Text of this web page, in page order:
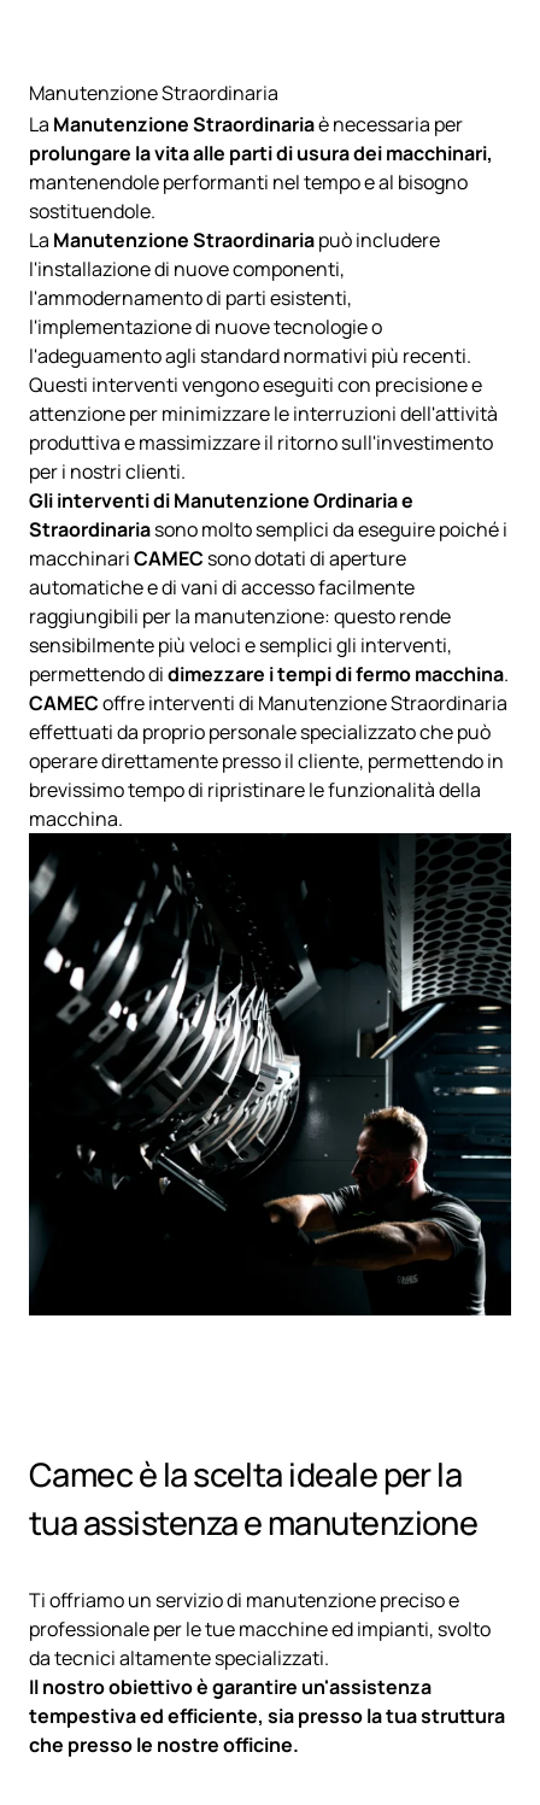
Manutenzione Straordinaria
La Manutenzione Straordinariaè necessaria per
prolungare la vita alle parti di usura dei macchinari,
mantenendole performanti nel tempo e al bisogno
sostituendole.
La Manutenzione Straordinariapuò includere
l'installazione di nuove componenti,
l'ammodernamento di parti esistenti,
l'implementazione di nuove tecnologie o
l'adeguamento agli standard normativi più recenti.
Questi interventi vengono eseguiti con precisione e
attenzione per minimizzare le interruzioni dell'attività
produttiva e massimizzare il ritorno sull'investimento
per i nostri clienti.
Gli interventi di Manutenzione Ordinaria e
Straordinariasono molto semplici da eseguire poiché i
macchinariCAMEC sono dotati di aperture
automatiche e di vani di accesso facilmente
raggiungibili per la manutenzione: questo rende
sensibilmente più veloci e semplici gli interventi,
permettendo didimezzare i tempi di fermo macchina.
CAMECoffre interventi di Manutenzione Straordinaria
effettuati da proprio personale specializzato che può
operare direttamente presso il cliente, permettendo in
brevissimo tempo di ripristinare le funzionalità della
macchina.
Camec è la scelta ideale per la
tua assistenza e manutenzione
Ti offriamo un servizio di manutenzione preciso e
professionale per le tue macchine ed impianti, svolto
da tecnici altamente specializzati.
Il nostro obiettivo è garantire un'assistenza
tempestiva ed efficiente, sia presso la tua struttura
che presso le nostre officine.